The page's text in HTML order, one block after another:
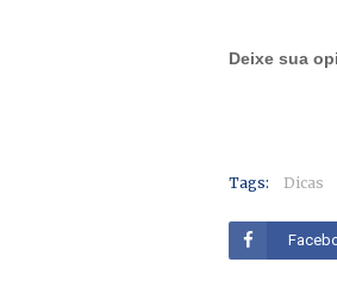
Deixe sua
Tags: Dicas